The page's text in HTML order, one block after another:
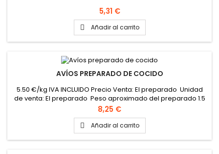
Precio
5,31 €
 Añadir al carrito
AVÍOS PREPARADO DE COCIDO
5.50 €/kg IVA INCLUIDO Precio Venta: El preparado Unidad
de venta: El preparado Peso aproximado del preparado 1.5
kg
Precio
8,25 €
 Añadir al carrito